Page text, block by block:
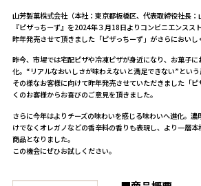
山芳製菓株式会社（本社：東京都板橋区、代表取締役社長
『ピザっちーず』を2024年３月18日よりコンビニエンスス
昨年発売させて頂きました「ピザっちーず」がさらにおいし
昨今、市場では宅配ピザや冷凍ピザが身近になり、お菓子
化。“リアルなおいしさが味わえないと満足できない”とい
その様なお客様に向けて昨年発売させていただきました「
くのお客様からお喜びのご意見を頂きました。
さらに今年はよりチーズの味わいを感じる味わいへ進化。濃
けでなくオレガノなどの香辛料の香りも表現し、より一層
商品となりました。
この機会にぜひお試しください。